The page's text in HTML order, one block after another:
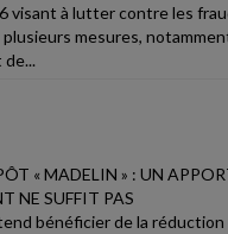
visant à lutter contre les
mesures,
« MADELIN » : UN
NE SUFFIT PAS
bénéficier de la